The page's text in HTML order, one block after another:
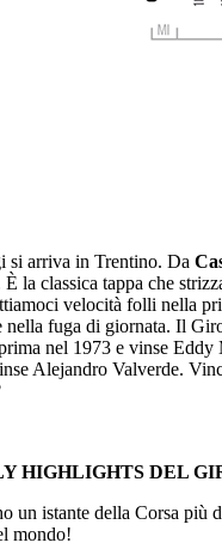
si arriva in Trentino. Da
È la classica tappa che
velocità folli nella
nella fuga di giornata. Il
nel 1973 e vinse Eddy
Alejandro Valverde.
HIGHLIGHTS DEL
un istante della Corsa più
mondo!